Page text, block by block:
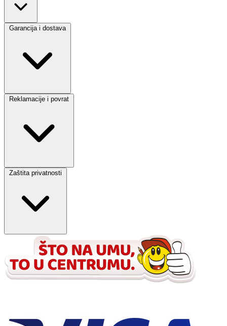
Garancija i dostava
Reklamacije i povrat
Zaštita privatnosti